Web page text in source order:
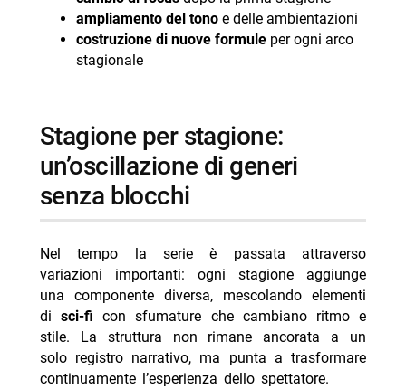
ampliamento del tonoe delle ambientazioni
costruzione di nuove formuleper ogni arco
stagionale
stagione per stagione:
un’oscillazione di generi
senza blocchi
Nel tempo la serie è passata attraverso
variazioni importanti: ogni stagione aggiunge
una componente diversa, mescolando elementi
disci-fi con sfumature che cambiano ritmo e
stile. La struttura non rimane ancorata a un
solo registro narrativo, ma punta a trasformare
continuamente l’esperienza dello spettatore.